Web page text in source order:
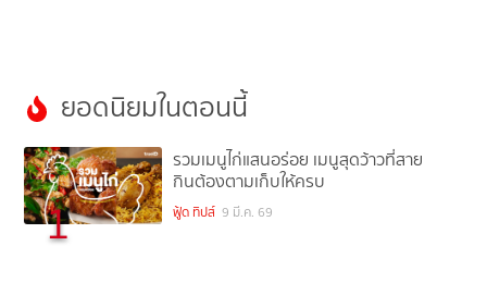
ยอดนิยมในตอนนี้
1
รวมเมนูไก่แสนอร่อย เมนูสุดว้าวที่สาย
กินต้องตามเก็บให้ครบ
ฟู้ด ทิปส์ 9 มี.ค. 69